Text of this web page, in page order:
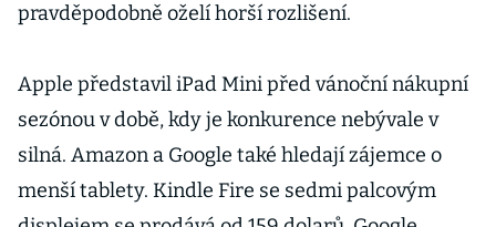
pravděpodobně oželí horší rozlišení.
Apple představil iPad Mini před vánoční nákupní
sezónou v době, kdy je konkurence nebývale v
silná. Amazon a Google také hledají zájemce o
menší tablety. Kindle Fire se sedmi palcovým